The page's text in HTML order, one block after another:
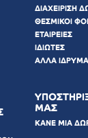
ΔΙΑΧΕΙΡΙΣΗ
ΘΕΣΜΙΚΟΙ
ΕΤΑΙΡΕΙΕΣ
ΙΔΙΩΤΕΣ
ΑΛΛΑ
ΜΑΣ
ΚΑΝΕ ΜΙΑ